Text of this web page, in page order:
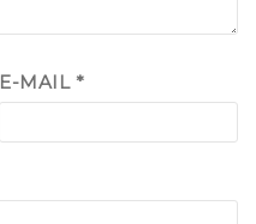
E-MAIL*